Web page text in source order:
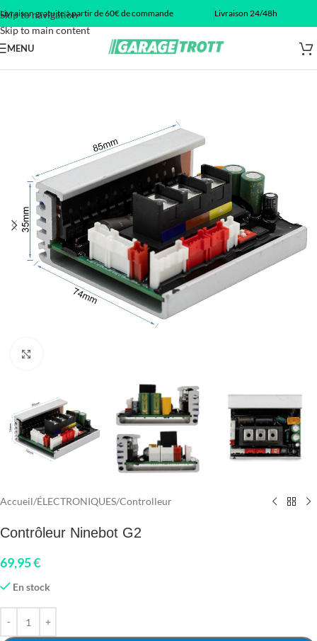
Skip to navigation
Skip to main content
Livraison gratuite à partir de 60€ de commande Livraison 24/48h
MENU
Accueil/ÉLECTRONIQUES/Controlleur
Contrôleur Ninebot G2
69,95€
En stock